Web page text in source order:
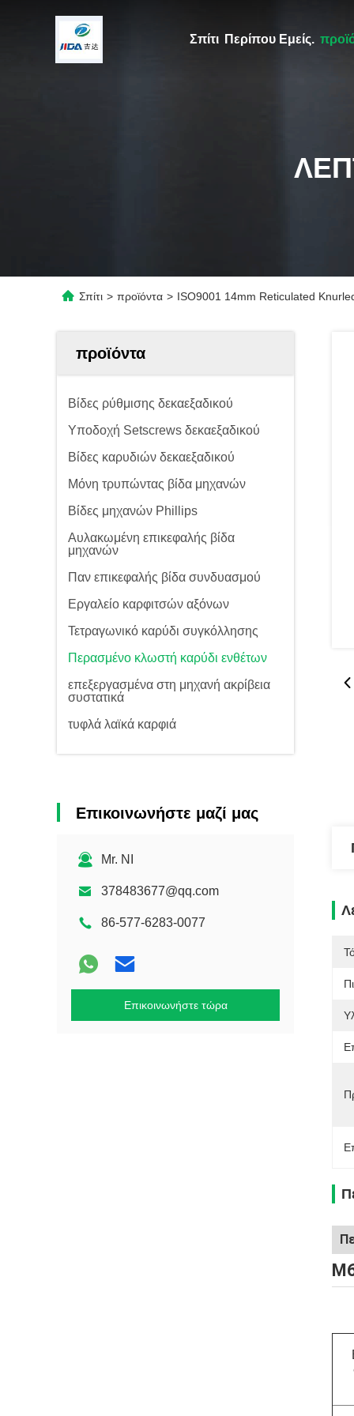
Σπίτι Περίπου Εμείς.
Σπίτι > προϊόντα > ISO9001 14mm Reticulated
προϊόντα
Βίδες ρύθμισης δεκαεξαδικού
Υποδοχή Setscrews δεκαεξαδικού
Βίδες καρυδιών δεκαεξαδικού
Μόνη τρυπώντας βίδα μηχανών
Βίδες μηχανών Phillips
Αυλακωμένη επικεφαλής βίδα
μηχανών
Παν επικεφαλής βίδα συνδυασμού
Εργαλείο καρφιτσών αξόνων
Τετραγωνικό καρύδι συγκόλλησης
Περασμένο κλωστή καρύδι ενθέτων
επεξεργασμένα στη μηχανή ακρίβεια
συστατικά
τυφλά λαϊκά καρφιά
Επικοινωνήστε μαζί μας
Mr. NI
378483677@qq.com
86-577-6283-0077
Επικοινωνήστε τώρα